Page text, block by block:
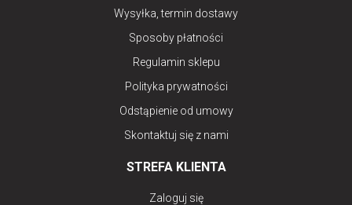
Wysyłka, termin dostawy
Sposoby płatności
Regulamin sklepu
Polityka prywatności
Odstąpienie od umowy
Skontaktuj się z nami
STREFA KLIENTA
Zaloguj się